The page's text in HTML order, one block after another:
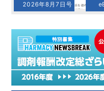
2026年8月7日号